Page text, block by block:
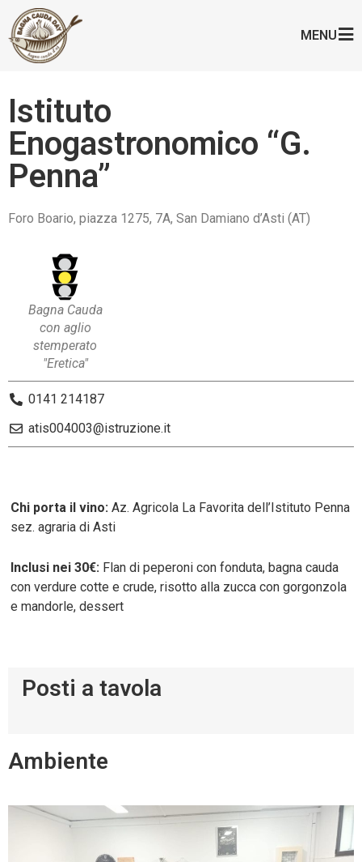
MENU
Istituto
Enogastronomico “G.
Penna”
Foro Boario, piazza 1275, 7A, San Damiano d’Asti (AT)
Bagna Cauda
con aglio
stemperato
"Eretica"
0141 214187
atis004003@istruzione.it
Chi porta il vino: Az. Agricola La Favorita dell’Istituto Penna
sez. agraria di Asti
Inclusi nei 30€: Flan di peperoni con fonduta, bagna cauda
con verdure cotte e crude, risotto alla zucca con gorgonzola
e mandorle, dessert
Posti a tavola
Ambiente